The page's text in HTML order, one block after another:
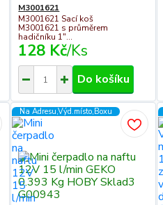
M3001621
M3001621 Sací koš
M3001621 s průměrem
hadičníku 1"...
128 Kč/Ks
Do košíku
Na Adresu,Výd.místo,Boxu